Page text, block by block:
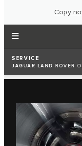
Copy
SERVICE
JAGUAR LAND ROVER